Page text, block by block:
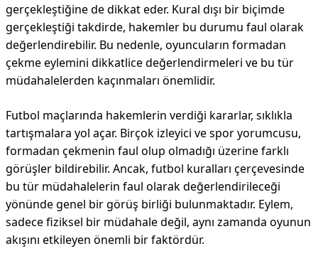
gerçekleştiğine de dikkat eder. Kural dışı bir biçimde
gerçekleştiği takdirde, hakemler bu durumu faul olarak
değerlendirebilir. Bu nedenle, oyuncuların formadan
çekme eylemini dikkatlice değerlendirmeleri ve bu tür
müdahalelerden kaçınmaları önemlidir.
Futbol maçlarında hakemlerin verdiği kararlar, sıklıkla
tartışmalara yol açar. Birçok izleyici ve spor yorumcusu,
formadan çekmenin faul olup olmadığı üzerine farklı
görüşler bildirebilir. Ancak, futbol kuralları çerçevesinde
bu tür müdahalelerin faul olarak değerlendirileceği
yönünde genel bir görüş birliği bulunmaktadır. Eylem,
sadece fiziksel bir müdahale değil, aynı zamanda oyunun
akışını etkileyen önemli bir faktördür.